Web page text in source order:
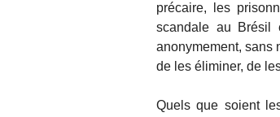
précaire, les
scandale au Brésil
anonymement, sans
de les éliminer, de
Quels que soient